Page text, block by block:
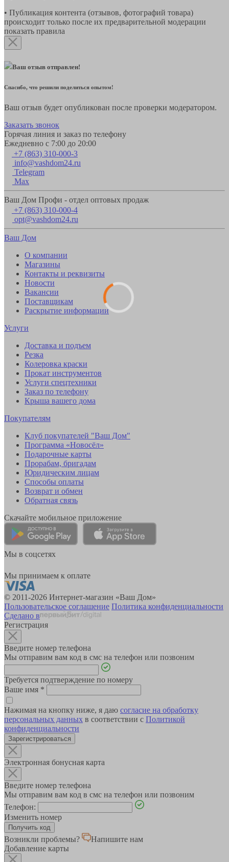
• Публикация контента (отзывов, фотографий товара)
происходит только после их предварительной модерации
показать правила
Ваш отзыв отправлен!
Спасибо, что решили поделиться опытом!
Ваш отзыв будет опубликован после проверки модератором.
Заказать звонок
Горячая линия и заказ по телефону
Ежедневно с 7:00 до 20:00
+7 (863) 310-000-3
info@vashdom24.ru
Telegram
Max
Ваш Дом Профи - отдел оптовых продаж
+7 (863) 310-000-4
opt@vashdom24.ru
Ваш Дом
О компании
Магазины
Контакты и реквизиты
Новости
Вакансии
Поставщикам
Раскрытие информации
Услуги
Доставка и подъем
Резка
Колеровка краски
Прокат инструментов
Услуги спецтехники
Заказ по телефону
Крыша вашего дома
Покупателям
Клуб покупателей "Ваш Дом"
Программа «Новосёл»
Подарочные карты
Прорабам, бригадам
Юридическим лицам
Способы оплаты
Возврат и обмен
Обратная связь
Скачайте мобильное приложение
Мы в соцсетях
Мы принимаем к оплате
© 2011-2026 Интернет-магазин «Ваш Дом»
Пользовательское соглашение Политика конфиденциальности
Сделано в
Регистрация
Введите номер телефона
Мы отправим вам код в смс на телефон или позвоним
Требуется подтверждение по номеру
Ваше имя *
Нажимая на кнопку ниже, я даю согласие на обработку
персональных данных в соответствии с Политикой
конфиденциальности
Зарегистрироваться
Электронная бонусная карта
Введите номер телефона
Мы отправим вам код в смс на телефон или позвоним
Телефон:
Изменить номер
Возникли проблемы?
Напишите нам
Добавление карты